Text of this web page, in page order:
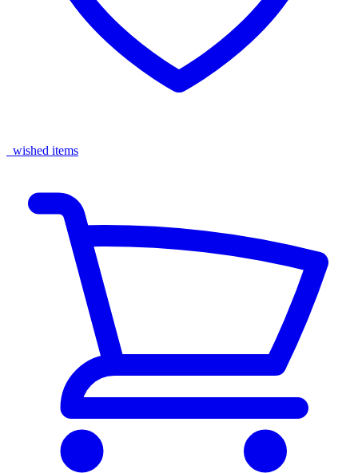
wished items